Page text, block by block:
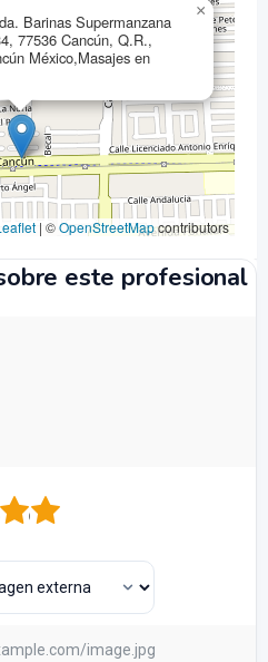
Barinas Supermanzana
77536 Cancún, Q.R.,
México,Masajes en
×
| ©OpenStreetMapcontributors
este profesional
5